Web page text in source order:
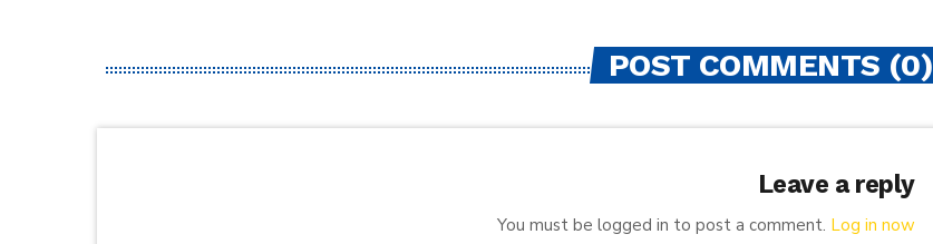
POST COMMENTS (0)
Leave a reply
You must be logged in to post a comment. Log in now